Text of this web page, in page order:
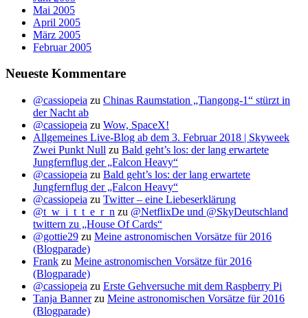
Mai 2005
April 2005
März 2005
Februar 2005
Neueste Kommentare
@cassiopeia zu Chinas Raumstation „Tiangong-1“ stürzt in
der Nacht ab
@cassiopeia zu Wow, SpaceX!
Allgemeines Live-Blog ab dem 3. Februar 2018 | Skyweek
Zwei Punkt Null zu Bald geht’s los: der lang erwartete
Jungfernflug der „Falcon Heavy“
@cassiopeia zu Bald geht’s los: der lang erwartete
Jungfernflug der „Falcon Heavy“
@cassiopeia zu Twitter – eine Liebeserklärung
@t_w_i_t_t_e_r_n zu @NetflixDe und @SkyDeutschland
twittern zu „House Of Cards“
@gottie29 zu Meine astronomischen Vorsätze für 2016
(Blogparade)
Frank zu Meine astronomischen Vorsätze für 2016
(Blogparade)
@cassiopeia zu Erste Gehversuche mit dem Raspberry Pi
Tanja Bannerzu Meine astronomischen Vorsätze für 2016
(Blogparade)